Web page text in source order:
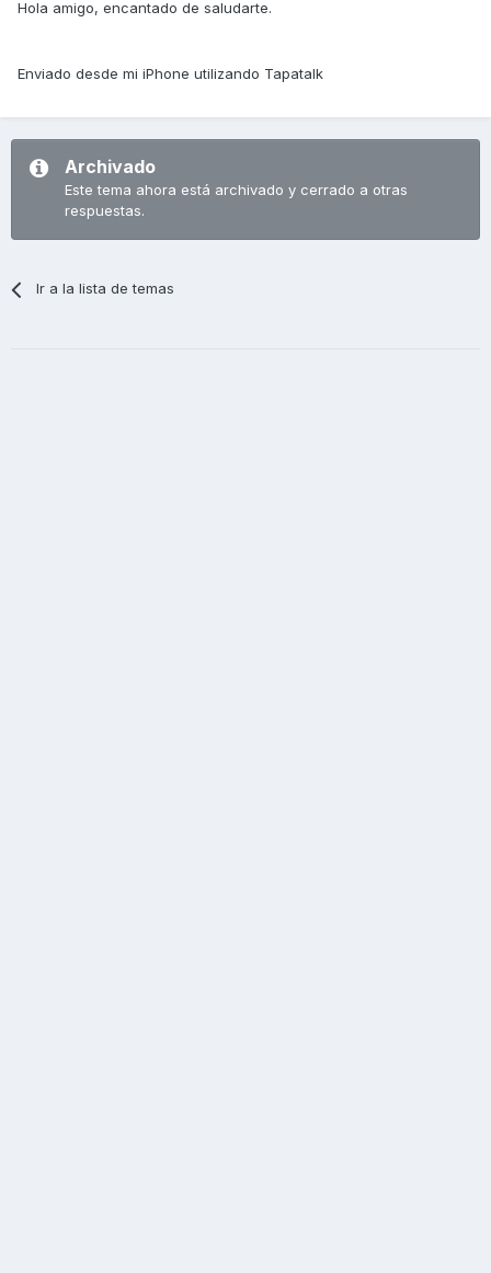
Hola amigo, encantado de saludarte.
Enviado desde mi iPhone utilizando Tapatalk
Archivado
Este tema ahora está archivado y cerrado a otras
respuestas.
Ir a la lista de temas